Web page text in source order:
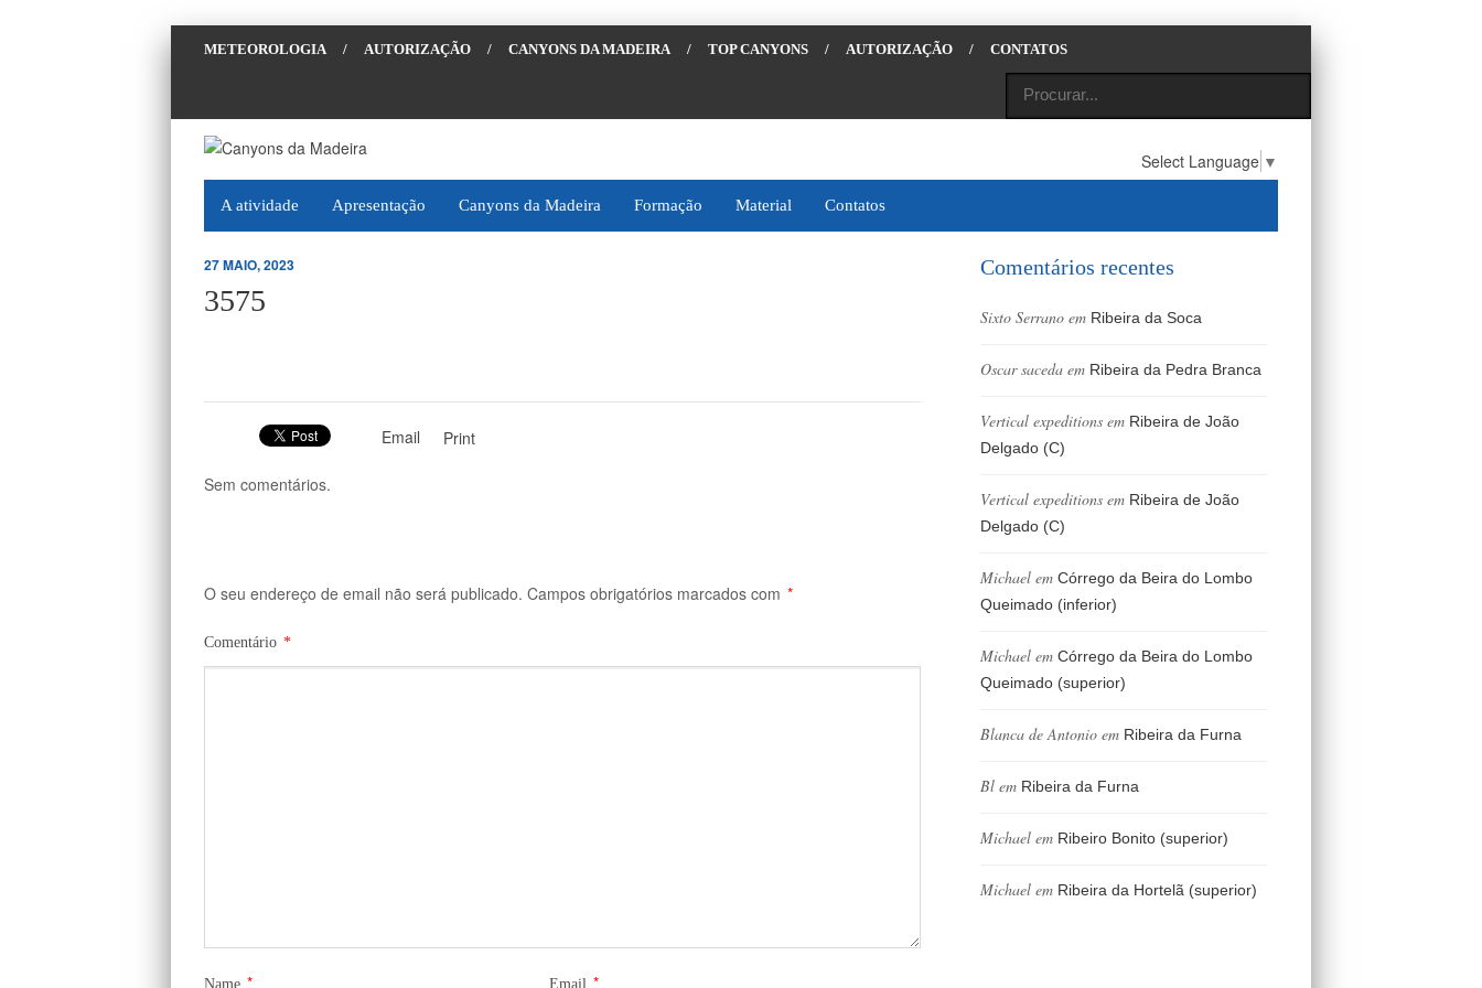
METEOROLOGIA / AUTORIZAÇÃO / CANYONS DA MADEIRA / TOP CANYONS / AUTORIZAÇÃO / CONTATOS
Select Language ▼
A atividade Apresentação Canyons da Madeira Formação Material Contatos
27 MAIO, 2023
3575
Email Print
Sem comentários.
O seu endereço de email não será publicado. Campos obrigatórios marcados com *
Comentário *
Name * Email *
Comentários recentes
Sixto Serrano em Ribeira da Soca
Oscar saceda em Ribeira da Pedra Branca
Vertical expeditions em Ribeira de João
Delgado (C)
Vertical expeditions em Ribeira de João
Delgado (C)
Michael em Córrego da Beira do Lombo
Queimado (inferior)
Michael em Córrego da Beira do Lombo
Queimado (superior)
Blanca de Antonio em Ribeira da Furna
Bl em Ribeira da Furna
Michael em Ribeiro Bonito (superior)
Michael em Ribeira da Hortelã (superior)